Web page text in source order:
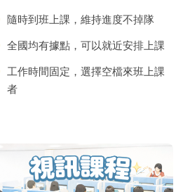
隨時到班上課，維持進度不掉隊
全國均有據點，可以就近安排上課
工作時間固定，選擇空檔來班上課
者